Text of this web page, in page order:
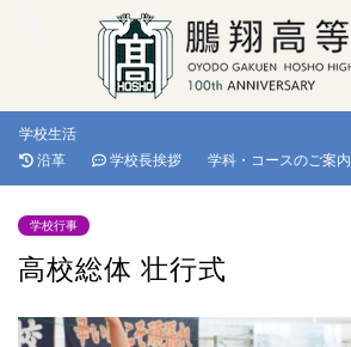
学校生活
沿革
学校長挨拶 学科・コースのご案内
学校行事
高校総体 壮行式